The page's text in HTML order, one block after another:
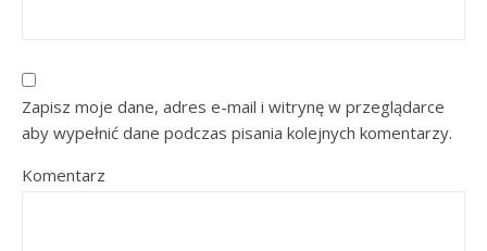
Zapisz moje dane, adres e-mail i witrynę w przeglądarce
aby wypełnić dane podczas pisania kolejnych komentarzy.
Komentarz